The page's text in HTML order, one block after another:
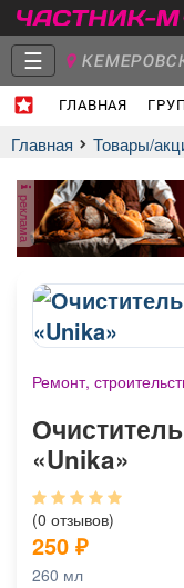
☰
ГЛАВНАЯ
Главная
Объявления
Работа
Афиша
Главная Товары/
реклама
Ремонт,
«Unika»
(0 отзывов)
250 ₽
260 мл